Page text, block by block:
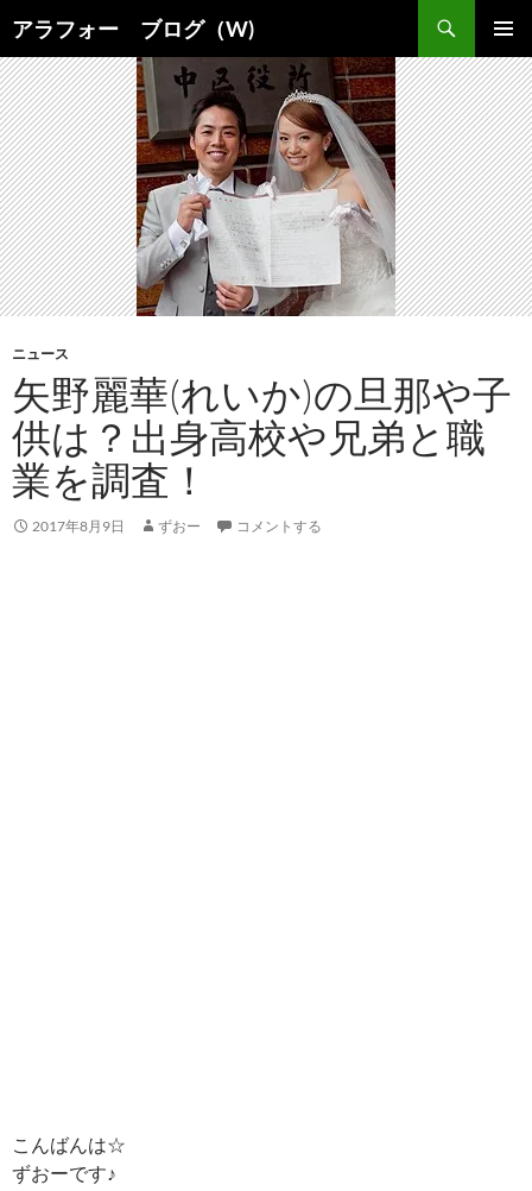
ン
テ
ン
ツ
へ
ス
キ
ッ
プ
アラフォー ブログ（W)
索
メインメ
ニュー
ニュース
矢野麗華(れいか)の旦那や子
供は？出身高校や兄弟と職
業を調査！
2017年8月9日 ずおー コメントする
こんばんは☆
ずおーです♪